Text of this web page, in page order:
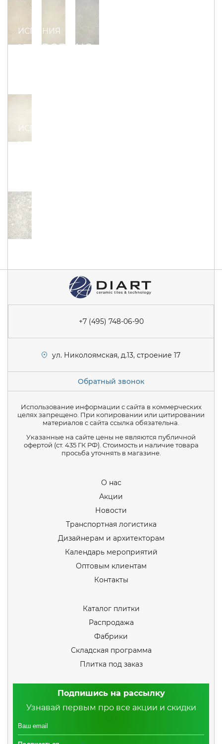
ИСПАНИЯ
KTL RODANO
ИСПАНИЯ
KTL
+7 (495) 748-06-90
ул. Николоямская, д.13, строение 17
Обратный звонок
Использование информации с сайта в коммерческих
целях запрещено. При копировании или цитировании
материалов с сайта ссылка обязательна.
Указанные на сайте цены не являются публичной
офертой (ст. 435 ГК РФ). Стоимость и наличие товара
просьба уточнять в магазине.
О нас
Акции
Новости
Транспортная логистика
Дизайнерам и архитекторам
Календарь мероприятий
Оптовым клиентам
Контакты
Каталог плитки
Распродажа
Фабрики
Складская программа
Плитка под заказ
Подпишись на рассылку
Узнавай первым про все акции и скидки